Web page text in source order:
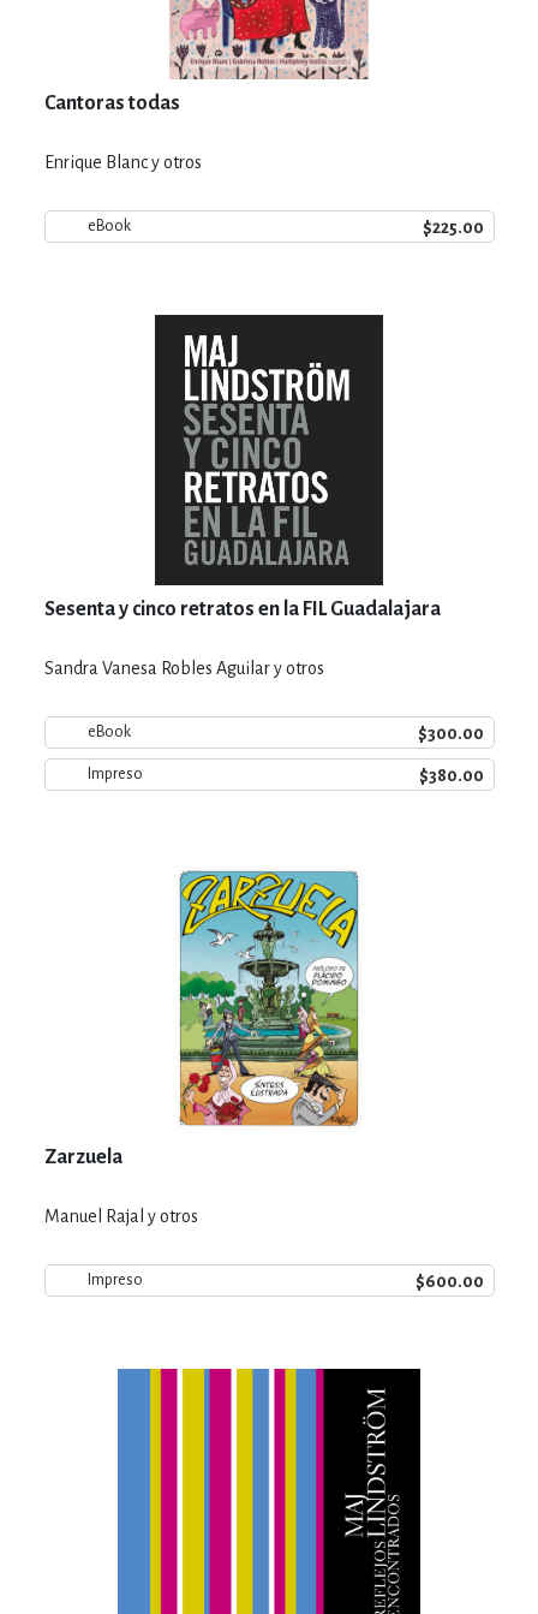
Cantoras todas
Enrique Blanc y otros
eBook $225.00
Sesenta y cinco retratos en la FIL Guadalajara
Sandra Vanesa Robles Aguilar y otros
eBook $300.00
Impreso $380.00
Zarzuela
Manuel Rajal y otros
Impreso $600.00